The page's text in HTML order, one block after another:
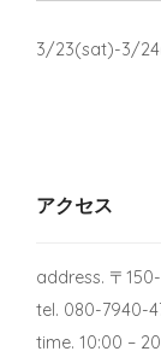
3/23(sat)-3/
アクセス
address. 〒
tel. 080-7940-
time. 10:00 –